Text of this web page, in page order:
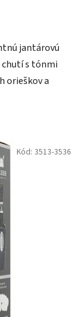
jantárovú
s tónmi
orieškov a
Kód: 3513-3536